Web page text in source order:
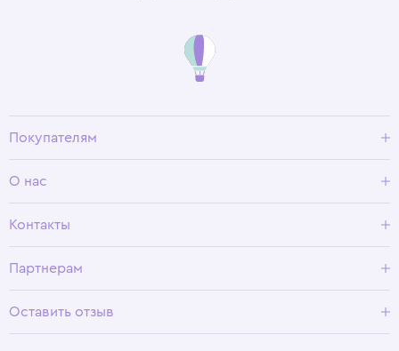
Покупателям
Условия возврата
О нас
Программа лояльности
Контакты
Партнерам
Оставить отзыв